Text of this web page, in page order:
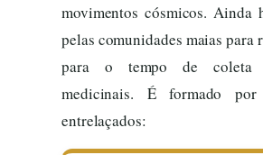
movimentos cósmicos. Ainda
pelas comunidades maias para
para o tempo de coleta
medicinais. É formado
entrelaçados: